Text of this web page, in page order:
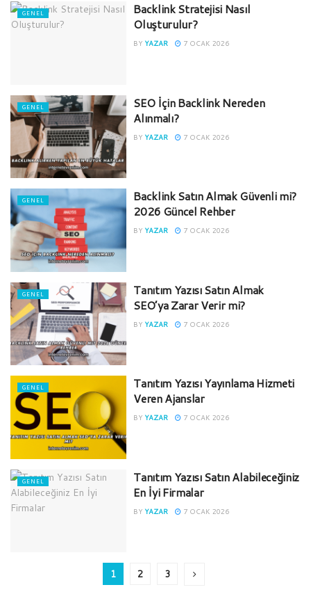
GENEL
Backlink Stratejisi Nasıl
Oluşturulur?
BY YAZAR 7 OCAK 2026
GENEL
SEO İçin Backlink Nereden
Alınmalı?
BY YAZAR 7 OCAK 2026
GENEL
Backlink Satın Almak Güvenli mi?
2026 Güncel Rehber
BY YAZAR 7 OCAK 2026
GENEL
Tanıtım Yazısı Satın Almak
SEO’ya Zarar Verir mi?
BY YAZAR 7 OCAK 2026
GENEL
Tanıtım Yazısı Yayınlama Hizmeti
Veren Ajanslar
BY YAZAR 7 OCAK 2026
GENEL
Tanıtım Yazısı Satın Alabileceğiniz
En İyi Firmalar
BY YAZAR 7 OCAK 2026
1 2 3